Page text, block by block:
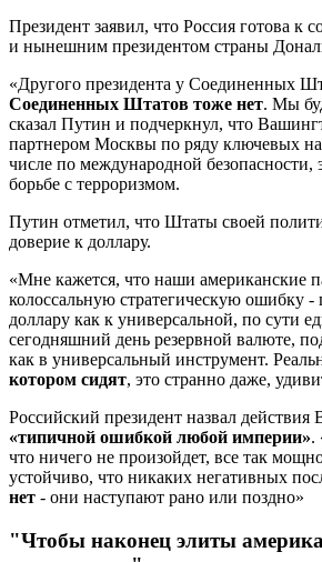
Президент заявил, что Россия готова к
и нынешним президентом страны
«Другого президента у Соединенных
Соединенных Штатов тоже нет. Мы
сказал Путин и подчеркнул, что
партнером Москвы по ряду ключевых
числе по международной безопасности,
борьбе с терроризмом.
Путин отметил, что Штаты своей
доверие к доллару.
«Мне кажется, что наши американские
колоссальную стратегическую ошибку
доллару как к универсальной, по сути
сегодняшний день резервной валюте,
как в универсальный инструмент.
котором сидят, это странно даже,
Российский президент назвал действия
«типичной ошибкой любой империи».
что ничего не произойдет, все так
устойчиво, что никаких негативных
нет - они наступают рано или поздно»
"Чтобы наконец элиты